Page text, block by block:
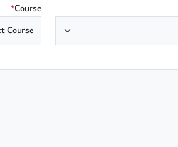
Course
*